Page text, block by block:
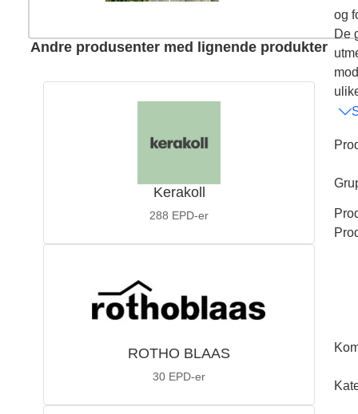
Andre produsenter med lignende produkter
Kerakoll
288 EPD-er
ROTHO BLAAS
30 EPD-er
og
De